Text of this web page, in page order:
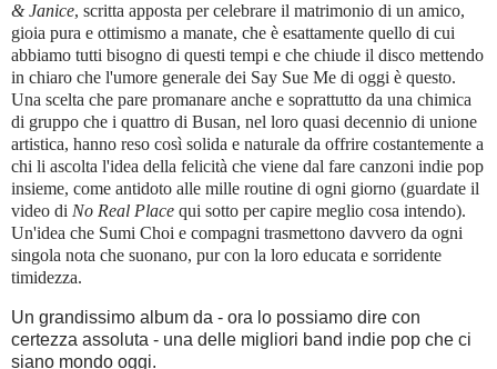
& Janice, scritta apposta per celebrare il matrimonio di un amico,
gioia pura e ottimismo a manate, che è esattamente quello di cui
abbiamo tutti bisogno di questi tempi e che chiude il disco mettendo
in chiaro che l'umore generale dei Say Sue Me di oggi è questo.
Una scelta che pare promanare anche e soprattutto da una chimica
di gruppo che i quattro di Busan, nel loro quasi decennio di unione
artistica, hanno reso così solida e naturale da offrire costantemente a
chi li ascolta l'idea della felicità che viene dal fare canzoni indie pop
insieme, come antidoto alle mille routine di ogni giorno (guardate il
video di No Real Place qui sotto per capire meglio cosa intendo).
Un'idea che Sumi Choi e compagni trasmettono davvero da ogni
singola nota che suonano, pur con la loro educata e sorridente
timidezza.
Un grandissimo album da - ora lo possiamo dire con
certezza assoluta - una delle migliori band indie pop che ci
siano mondo oggi.